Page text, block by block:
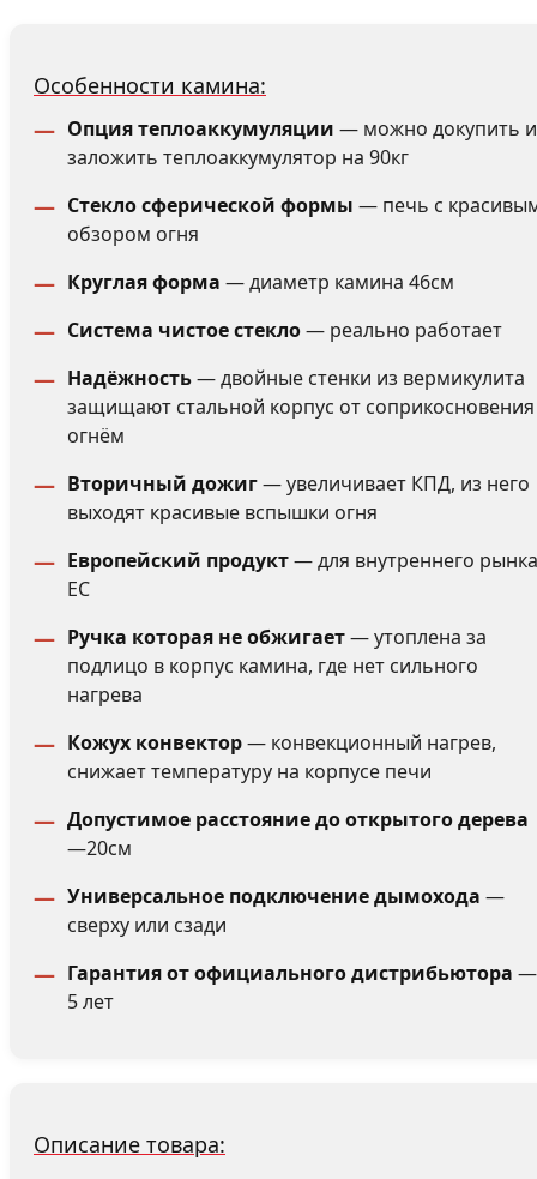
Особенности камина:
Опция теплоаккумуляции — можно докупить и
заложить теплоаккумулятор на 90кг
Стекло сферической формы — печь с
обзором огня
Круглая форма — диаметр камина 46см
Система чистое стекло— реально работает
Надёжность— двойные стенки из вермикулита
защищают стальной корпус от соприкосновения
огнём
Вторичный дожиг— увеличивает КПД, из него
выходят красивые вспышки огня
Европейский продукт— для внутреннего рынка
ЕС
Ручка которая не обжигает— утоплена за
подлицо в корпус камина, где нет сильного
нагрева
Кожух конвектор— конвекционный нагрев,
снижает температуру на корпусе печи
Допустимое расстояние до открытого дерева
—20см
Универсальное подключение дымохода —
сверху или сзади
Гарантия от официального дистрибьютора —
5 лет
Описание товара: